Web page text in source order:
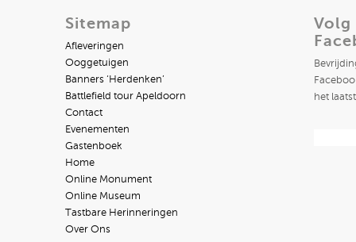
Sitemap
Afleveringen
Ooggetuigen
Banners ‘Herdenken’
Battlefield tour Apeldoorn
Contact
Evenementen
Gastenboek
Home
Online Monument
Online Museum
Tastbare Herinneringen
Over Ons
Volg
het